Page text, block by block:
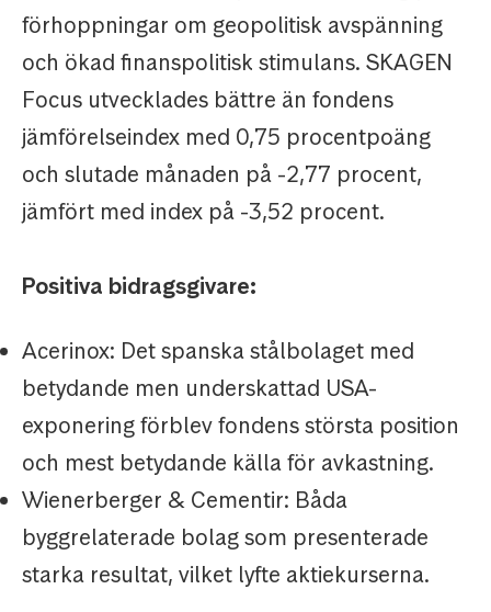
förhoppningar om geopolitisk avspänning
och ökad finanspolitisk stimulans. SKAGEN
Focus utvecklades bättre än fondens
jämförelseindex med 0,75 procentpoäng
och slutade månaden på -2,77 procent,
jämfört med index på -3,52 procent.
Positiva bidragsgivare:
Acerinox: Det spanska stålbolaget med
betydande men underskattad USA-
exponering förblev fondens största position
och mest betydande källa för avkastning.
Wienerberger & Cementir: Båda
byggrelaterade bolag som presenterade
starka resultat, vilket lyfte aktiekurserna.